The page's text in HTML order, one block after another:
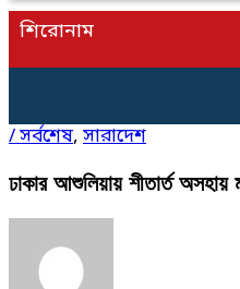
শিরোনাম
/সর্বশেষ, সারাদেশ
ঢাকার আশুলিয়ায় শীতার্ত অসহায়